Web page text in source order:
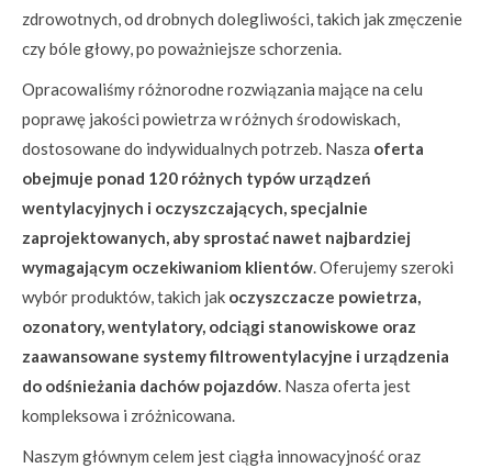
zdrowotnych, od drobnych dolegliwości, takich jak zmęczenie
czy bóle głowy, po poważniejsze schorzenia.
Opracowaliśmy różnorodne rozwiązania mające na celu
poprawę jakości powietrza w różnych środowiskach,
dostosowane do indywidualnych potrzeb. Nasza oferta
obejmuje ponad 120 różnych typów urządzeń
wentylacyjnych i oczyszczających, specjalnie
zaprojektowanych, aby sprostać nawet najbardziej
wymagającym oczekiwaniom klientów . Oferujemy szeroki
wybór produktów, takich jak oczyszczacze powietrza,
ozonatory, wentylatory, odciągi stanowiskowe oraz
zaawansowane systemy filtrowentylacyjne i urządzenia
do odśnieżania dachów pojazdów . Nasza oferta jest
kompleksowa i zróżnicowana.
Naszym głównym celem jest ciągła innowacyjność oraz